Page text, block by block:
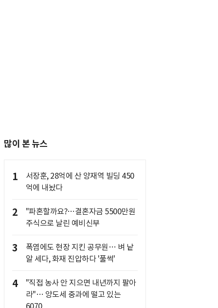
많이 본 뉴스
1
서장훈, 28억에 산 양재역 빌딩 450
억에 내놨다
2
"파혼할까요?…결혼자금 5500만원
주식으로 날린 예비신부
3
폭염에도 현장 지킨 공무원… 벼 낱
알 세다, 화재 진압하다 '풀썩'
4
"직접 농사 안 지으면 내년까지 팔아
라"… 양도세 중과에 떨고 있는
6070